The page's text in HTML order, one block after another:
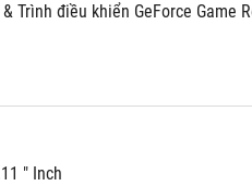
& Trình điều khiển GeForce
" Inch